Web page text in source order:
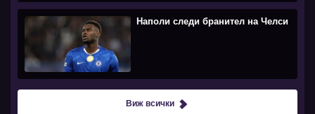
Наполи следи бранител на Челси
Виж всички